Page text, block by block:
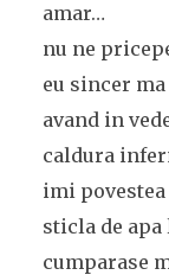
amar…
nu ne
eu sincer
avand in
caldura
imi povestea
sticla de apa
cumparase